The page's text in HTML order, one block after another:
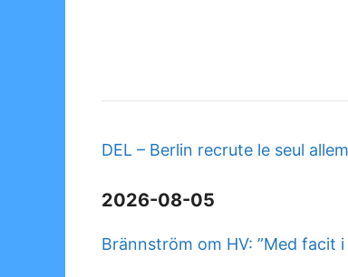
DEL – Berlin recrute le seul
2026-08-05
Brännström om HV: ”Med facit